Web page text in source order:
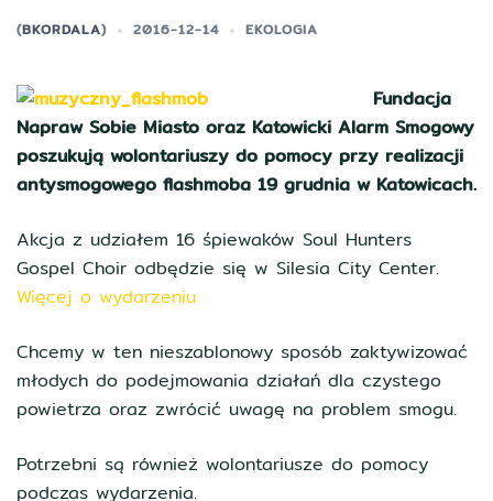
(BKORDALA) 2016-12-14 EKOLOGIA
Fundacja
Napraw Sobie Miasto oraz Katowicki Alarm Smogowy
poszukują wolontariuszy do pomocy przy realizacji
antysmogowego flashmoba 19 grudnia w Katowicach.
Akcja z udziałem 16 śpiewaków Soul Hunters
Gospel Choir odbędzie się w Silesia City Center.
Więcej o wydarzeniu
Chcemy w ten nieszablonowy sposób zaktywizować
młodych do podejmowania działań dla czystego
powietrza oraz zwrócić uwagę na problem smogu.
Potrzebni są również wolontariusze do pomocy
podczas wydarzenia.